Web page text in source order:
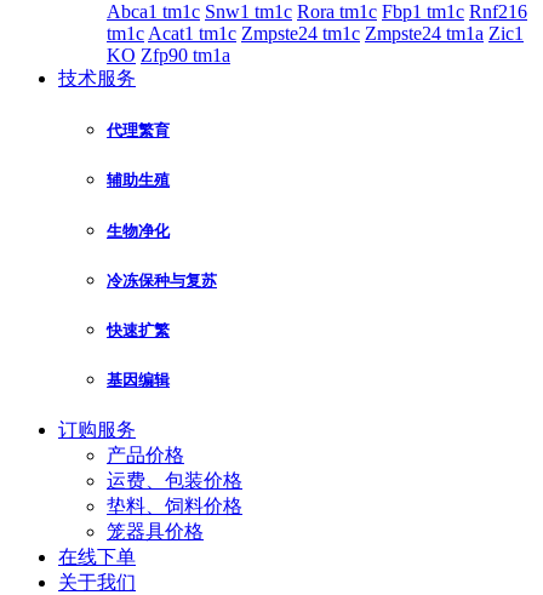
Abca1 tm1c Snw1 tm1c Rora tm1c Fbp1 tm1c Rnf216
tm1c Acat1 tm1c Zmpste24 tm1c Zmpste24 tm1a Zic1
KO Zfp90 tm1a
技术服务
代理繁育
辅助生殖
生物净化
冷冻保种与复苏
快速扩繁
基因编辑
订购服务
产品价格
运费、包装价格
垫料、饲料价格
笼器具价格
在线下单
关于我们